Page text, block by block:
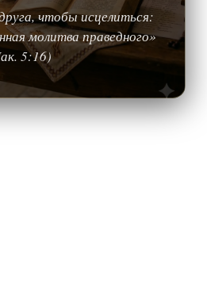
чтобы исцелиться:
молитва праведного»
5:16)